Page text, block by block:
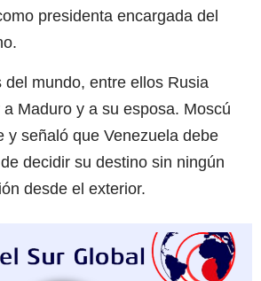
presidenta encargada del
mundo, entre ellos Rusia
Maduro y a su esposa. Moscú
y señaló que Venezuela debe
decidir su destino sin ningún
desde el exterior.